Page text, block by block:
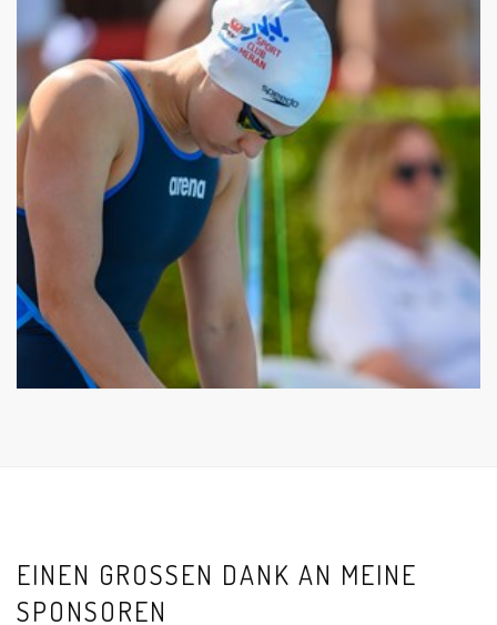
EINEN GROSSEN DANK AN MEINE S
PONSOREN